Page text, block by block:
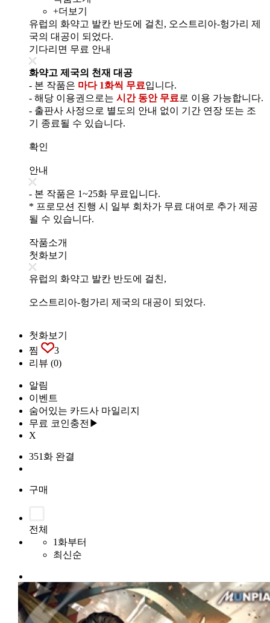
+더보기
유럽의 화약고 발칸 반도에 걸친, 오스트리아-헝가리 제
국의 대공이 되었다.
기다리면 무료 안내
화약고 제국의 천재 대공
- 본 작품은 마다 1화씩 무료입니다.
- 해당 이용권으로는 시간 동안 무료 로 이용 가능합니다.
- 출판사 사정으로 별도의 안내 없이 기간 연장 또는 조
기 종료될 수 있습니다.
확인
안내
- 본 작품은 1~25화 무료입니다.
* 프로모션 진행 시 일부 회차가 무료 대여로 추가 제공
될 수 있습니다.
작품소개
첫화보기
유럽의 화약고 발칸 반도에 걸친,
오스트리아-헝가리 제국의 대공이 되었다.
첫화보기
찜
3
리뷰 (0)
알림
이벤트
숨어있는 카드사 마일리지
무료 코인충전▶
X
351화 완결
구매
전체
1화부터
최신순